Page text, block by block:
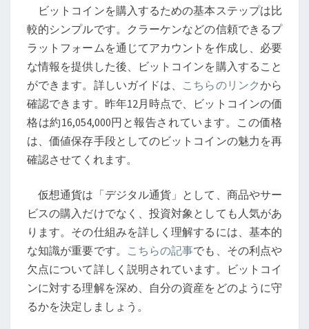
ス
ク
ま
で、
仮
想
通
貨
基
礎
知
識
と
最
ビットコインを購入するための基本ステップは比
較的シンプルです。クラーケンなどの信頼できるプ
ラットフォームを通じてアカウントを作成し、必要
な情報を提供した後、ビットコインを購入すること
ができます。詳しいガイドは、 こちらのリンクから
確認できます。昨年12月時点で、ビットコインの価
格は約16,054,000円と報告されています。この価格
は、価値保存手段としてのビットコインの魅力を再
確認させてくれます。
仮想通貨は「デジタル通貨」として、商品やサー
ビスの購入だけでなく、投資対象としても人気があ
ります。その仕組みを詳しく理解するには、基本的
な知識が重要です。
こちらの記事でも、その利点や
欠点について詳しく説明されています。ビットコイ
ンに対する理解を深め、自分の資産をどのように守
るかを決定しましょう。